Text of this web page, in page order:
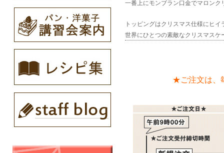
一番上にモンブラン口金でマロンク
トッピングはクリスマス仕様にヒ
世界にひとつの素敵なクリスマスケ
★ご注文は、